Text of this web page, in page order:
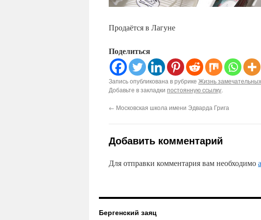
Продаётся в Лагуне
Поделиться
Запись опубликована в рубрике Жизнь
Добавьте в закладки постоянную ссылку.
← Московская школа имени Эдварда Грига
Добавить комментарий
Для отправки комментария вам необходимо
Бергенский заяц